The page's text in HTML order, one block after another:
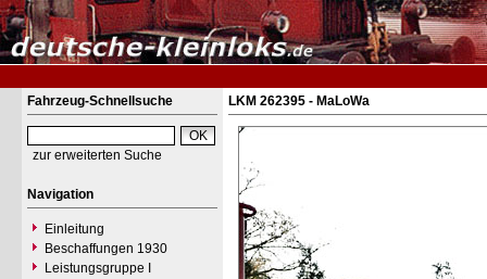
Fahrzeug-Schnellsuche
zur erweiterten Suche
Navigation
Einleitung
Beschaffungen 1930
Leistungsgruppe I
LKM 262395 - MaLoWa